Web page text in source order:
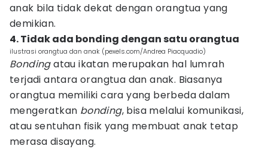
anak bila tidak dekat dengan orangtua yang
demikian.
4. Tidak ada bonding dengan satu orangtua
ilustrasi orangtua dan anak (pexels.com/Andrea Piacquadio)
Bondingatau ikatan merupakan hal lumrah
terjadi antara orangtua dan anak. Biasanya
orangtua memiliki cara yang berbeda dalam
mengeratkan bonding, bisa melalui komunikasi,
atau sentuhan fisik yang membuat anak tetap
merasa disayang.